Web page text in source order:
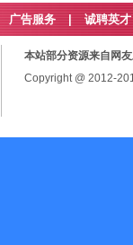
广告服务 | 诚聘英才
本站部分资源来自网
Copyright @ 2012-